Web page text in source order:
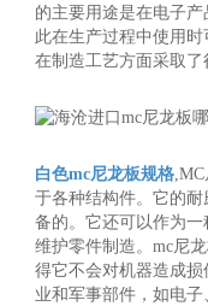
的主要用途是在电子
此在生产过程中使用
在制造工艺方面采取了
白色mc尼龙板规格
于各种结构件。它的
备的。它还可以作为
维护零件制造。mc尼
得它不会对机器造成
业和军事部件，如电